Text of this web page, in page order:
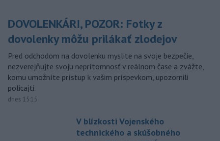
DOVOLENKÁRI, POZOR: Fotky z
dovolenky môžu prilákať zlodejov
Pred odchodom na dovolenku myslite na svoje bezpečie,
nezverejňujte svoju neprítomnosť v reálnom čase a zvážte,
komu umožníte prístup k vašim príspevkom, upozornili
policajti.
dnes 15:15
V blízkosti Vojenského
technického a skúšobného